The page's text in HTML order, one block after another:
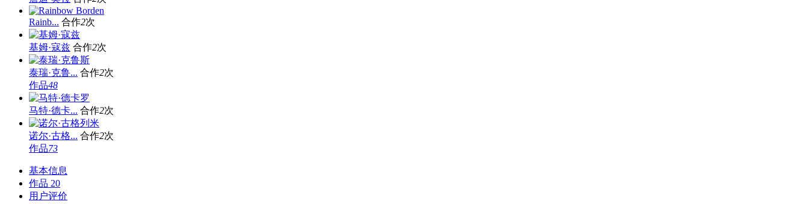
Rainb... 合作2次
基姆·寇兹 合作2次
泰瑞·克鲁... 合作2次
作品48
马特·德卡... 合作2次
诺尔·古格... 合作2次
作品73
基本信息
作品 20
用户评价